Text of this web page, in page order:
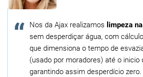
Nos da Ajax realizamos limpeza
sem desperdiçar água, com
que dimensiona o tempo de
(usado por moradores) até o inicio
garantindo assim desperdício zero.